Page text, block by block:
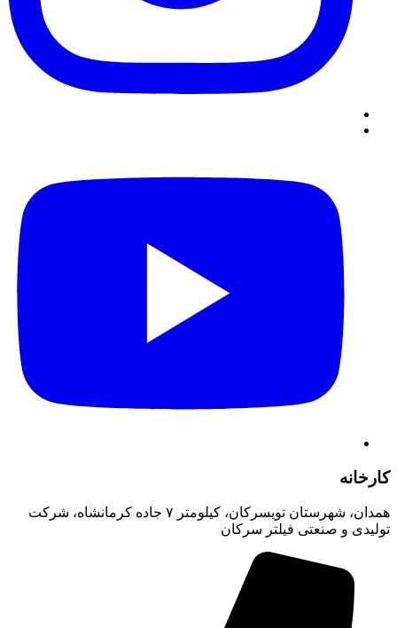
کارخانه
همدان، شهرستان تویسرکان، کیلومتر ۷ جاده کرمانشاه، شرکت
تولیدی و صنعتی فیلتر سرکان